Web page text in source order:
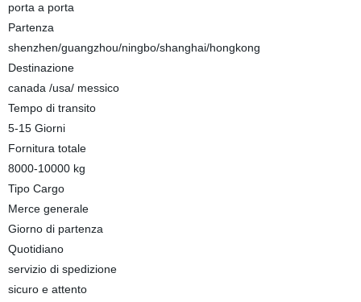
porta a porta
Partenza
shenzhen/guangzhou/ningbo/shanghai/hongkong
Destinazione
canada /usa/ messico
Tempo di transito
5-15 Giorni
Fornitura totale
8000-10000 kg
Tipo Cargo
Merce generale
Giorno di partenza
Quotidiano
servizio di spedizione
sicuro e attento